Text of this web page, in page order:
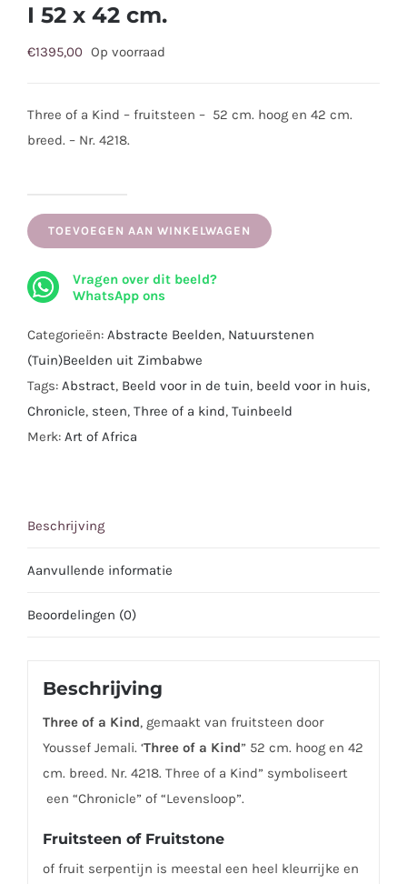
I 52 x 42 cm.
€1395,00 Op voorraad
Three of a Kind – fruitsteen – 52 cm. hoog en 42 cm.
breed. – Nr. 4218.
of
Kind
Beeldhouwwerk
uit
Fruitsteen
I
52
aantal
TOEVOEGEN AAN WINKELWAGEN
Vragen over dit beeld?
WhatsApp ons
Categorieën: Abstracte Beelden, Natuurstenen
(Tuin)Beelden uit Zimbabwe
Tags: Abstract, Beeld voor in de tuin, beeld voor in huis,
Chronicle, steen, Three of a kind, Tuinbeeld
Merk: Art of Africa
Beschrijving
Aanvullende informatie
Beoordelingen (0)
Beschrijving
Three of a Kind, gemaakt van fruitsteen door
Youssef Jemali. ‘Three of a Kind” 52 cm. hoog en 42
cm. breed. Nr. 4218. Three of a Kind” symboliseert
een “Chronicle” of “Levensloop”.
Fruitsteen of Fruitstone
of fruit serpentijn is meestal een heel kleurrijke en